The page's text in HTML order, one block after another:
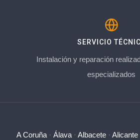
SERVICIO
Instalación y reparación
especializados
A Coruña · Álava · Albacete · Alicante